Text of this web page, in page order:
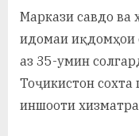
Маркази савдо ва
идомаи иқдомҳои
аз 35-умин
Тоҷикистон
иншооти